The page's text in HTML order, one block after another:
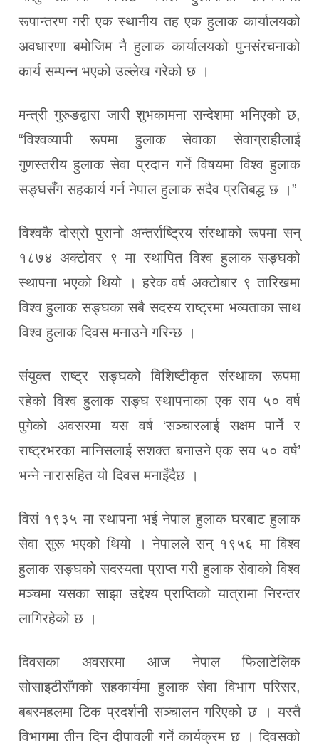
रूपान्तरण गरी एक स्थानीय तह एक हुलाक कार्यालयको
अवधारणा बमोजिम नै हुलाक कार्यालयको पुनसंरचनाको
कार्य सम्पन्न भएको उल्लेख गरेको छ ।
मन्त्री गुरुङद्वारा जारी शुभकामना सन्देशमा भनिएको छ,
“विश्वव्यापी रूपमा हुलाक सेवाका सेवाग्राहीलाई
गुणस्तरीय हुलाक सेवा प्रदान गर्ने विषयमा विश्व हुलाक
सङ्घसँग सहकार्य गर्न नेपाल हुलाक सदैव प्रतिबद्ध छ ।”
विश्वकै दोस्रो पुरानो अन्तर्राष्ट्रिय संस्थाको रूपमा सन्
१८७४ अक्टोवर ९ मा स्थापित विश्व हुलाक सङ्घको
स्थापना भएको थियो । हरेक वर्ष अक्टोबार ९ तारिखमा
विश्व हुलाक सङ्घका सबै सदस्य राष्ट्रमा भव्यताका साथ
विश्व हुलाक दिवस मनाउने गरिन्छ ।
संयुक्त राष्ट्र सङ्घकोे विशिष्टीकृत संस्थाका रूपमा
रहेको विश्व हुलाक सङ्घ स्थापनाका एक सय ५० वर्ष
पुगेको अवसरमा यस वर्ष ‘सञ्चारलाई सक्षम पार्ने र
राष्ट्रभरका मानिसलाई सशक्त बनाउने एक सय ५० वर्ष’
भन्ने नारासहित यो दिवस मनाइँदैछ ।
विसं १९३५ मा स्थापना भई नेपाल हुलाक घरबाट हुलाक
सेवा सुरू भएको थियो । नेपालले सन् १९५६ मा विश्व
हुलाक सङ्घको सदस्यता प्राप्त गरी हुलाक सेवाको विश्व
मञ्चमा यसका साझा उद्देश्य प्राप्तिको यात्रामा निरन्तर
लागिरहेको छ ।
दिवसका अवसरमा आज नेपाल फिलाटेलिक
सोसाइटीसँगको सहकार्यमा हुलाक सेवा विभाग परिसर,
बबरमहलमा टिक प्रदर्शनी सञ्चालन गरिएको छ । यस्तै
विभागमा तीन दिन दीपावली गर्ने कार्यक्रम छ । दिवसको